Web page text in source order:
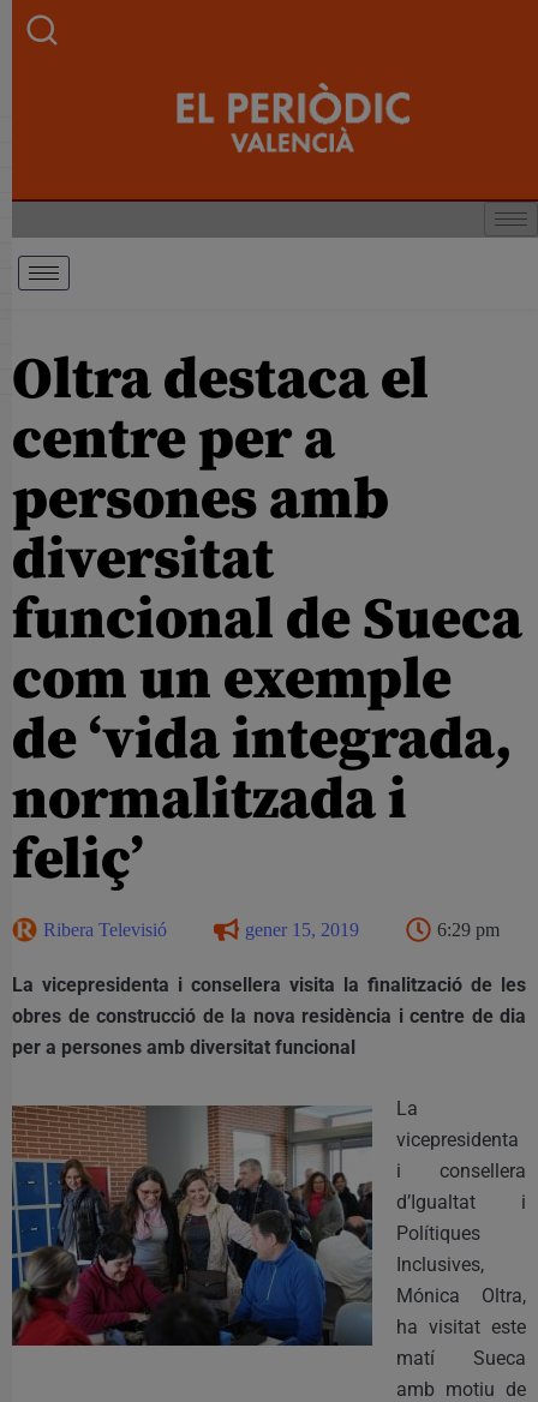
Oltra destaca el
centre per a
persones amb
diversitat
funcional de Sueca
com un exemple
de ‘vida integrada,
normalitzada i
feliç’
Ribera Televisió gener 15, 2019 6:29 pm
La vicepresidenta i consellera visita la finalització de les
obres de construcció de la nova residència i centre de dia
per a persones amb diversitat funcional
La
vicepresidenta
i consellera
d’Igualtat i
Polítiques
Inclusives,
Mónica Oltra,
ha visitat este
matí Sueca
amb motiu de